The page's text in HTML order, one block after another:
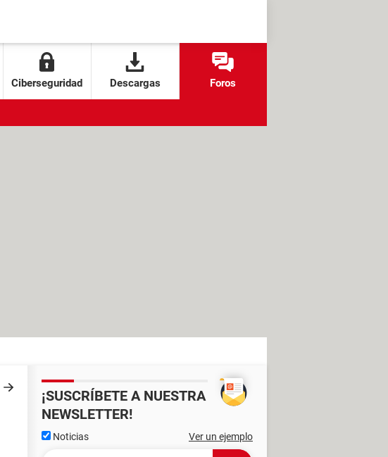
Ciberseguridad Descargas Foros
¡SUSCRÍBETE A NUESTRA
NEWSLETTER!
Noticias Ver un ejemplo